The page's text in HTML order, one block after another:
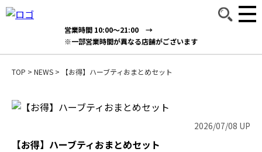
営業時間 10:00～21:00 →
※一部営業時間が異なる店舗がございます
TOP > NEWS > 【お得】ハーブティおまとめセット
2026/07/08 UP
【お得】ハーブティおまとめセット